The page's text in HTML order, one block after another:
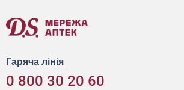
Гаряча лінія
0 800 30 20 60